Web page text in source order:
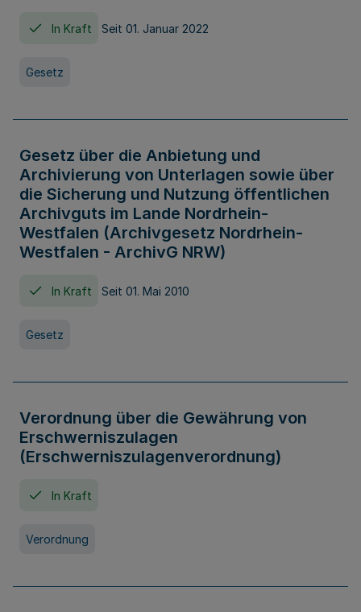
In Kraft Seit 01. Januar 2022
Gesetz
Gesetz über die Anbietung und
Archivierung von Unterlagen sowie über
die Sicherung und Nutzung öffentlichen
Archivguts im Lande Nordrhein-
Westfalen (Archivgesetz Nordrhein-
Westfalen - ArchivG NRW)
In Kraft Seit 01. Mai 2010
Gesetz
Verordnung über die Gewährung von
Erschwerniszulagen
(Erschwerniszulagenverordnung)
In Kraft
Verordnung